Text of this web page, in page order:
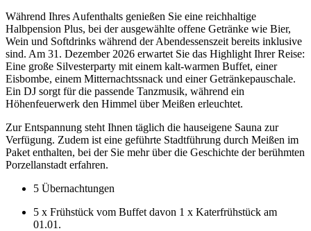
Während Ihres Aufenthalts genießen Sie eine reichhaltige
Halbpension Plus, bei der ausgewählte offene Getränke wie Bier,
Wein und Softdrinks während der Abendessenszeit bereits inklusive
sind. Am 31. Dezember 2026 erwartet Sie das Highlight Ihrer Reise:
Eine große Silvesterparty mit einem kalt-warmen Buffet, einer
Eisbombe, einem Mitternachtssnack und einer Getränkepauschale.
Ein DJ sorgt für die passende Tanzmusik, während ein
Höhenfeuerwerk den Himmel über Meißen erleuchtet.
Zur Entspannung steht Ihnen täglich die hauseigene Sauna zur
Verfügung. Zudem ist eine geführte Stadtführung durch Meißen im
Paket enthalten, bei der Sie mehr über die Geschichte der berühmten
Porzellanstadt erfahren.
5 Übernachtungen
5 x Frühstück vom Buffet davon 1 x Katerfrühstück am
01.01.